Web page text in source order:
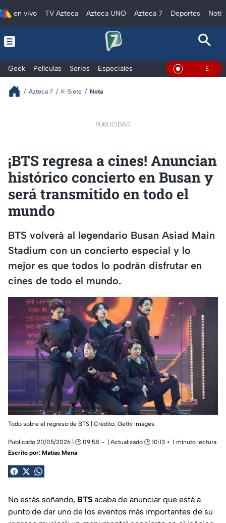
en vivo TV Azteca Azteca UNO Azteca 7 Deportes
Geek Películas Series Especiales En Vivo
Azteca 7 K-Siete Nota
PUBLICIDAD
¡BTS regresa a cines! Anuncian
histórico concierto en Busan y
será transmitido en todo el
mundo
BTS volverá al legendario Busan Asiad Main
Stadium con un concierto especial y lo
mejor es que todos lo podrán disfrutar en
cines de todo el mundo.
Todo sobre el regreso de BTS | Crédito: Getty Images
Publicado 20/05/2026 | 🕑 09:58 | Actualizado 🕑 10:13
1 minuto lectura
Escrito por: Matías Mena
No estás soñando, BTS acaba de anunciar que está a
punto de dar uno de los eventos más importantes de su